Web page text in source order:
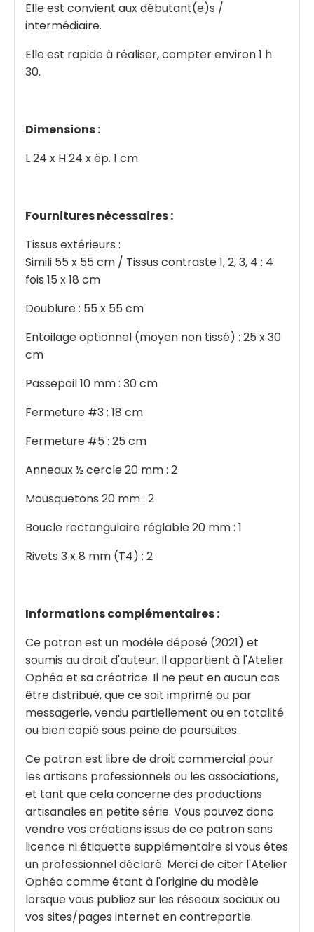
Elle est convient aux débutant(e)s /
intermédiaire.
Elle est rapide à réaliser, compter environ 1 h
30.
Dimensions :
L 24 x H 24 x ép. 1 cm
Fournitures nécessaires :
Tissus extérieurs :
Simili 55 x 55 cm / Tissus contraste 1, 2, 3, 4 : 4
fois 15 x 18 cm
Doublure : 55 x 55 cm
Entoilage optionnel (moyen non tissé) : 25 x 30
cm
Passepoil 10 mm : 30 cm
Fermeture #3 : 18 cm
Fermeture #5 : 25 cm
Anneaux ½ cercle 20 mm : 2
Mousquetons 20 mm : 2
Boucle rectangulaire réglable 20 mm : 1
Rivets 3 x 8 mm (T4) : 2
Informations complémentaires :
Ce patron est un modéle déposé (2021) et
soumis au droit d'auteur. Il appartient à l'Atelier
Ophéa et sa créatrice. Il ne peut en aucun cas
être distribué, que ce soit imprimé ou par
messagerie, vendu partiellement ou en totalité
ou bien copié sous peine de poursuites.
Ce patron est libre de droit commercial pour
les artisans professionnels ou les associations,
et tant que cela concerne des productions
artisanales en petite série. Vous pouvez donc
vendre vos créations issus de ce patron sans
licence ni étiquette supplémentaire si vous êtes
un professionnel déclaré. Merci de citer l'Atelier
Ophéa comme étant à l'origine du modèle
lorsque vous publiez sur les réseaux sociaux ou
vos sites/pages internet en contrepartie.